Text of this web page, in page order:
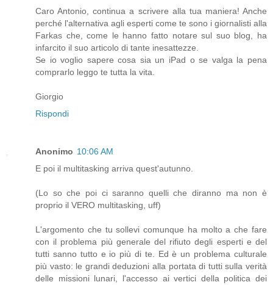
Caro Antonio, continua a scrivere alla tua maniera! Anche
perché l'alternativa agli esperti come te sono i giornalisti alla
Farkas che, come le hanno fatto notare sul suo blog, ha
infarcito il suo articolo di tante inesattezze.
Se io voglio sapere cosa sia un iPad o se valga la pena
comprarlo leggo te tutta la vita.
Giorgio
Rispondi
Anonimo 10:06 AM
E poi il multitasking arriva quest'autunno.
(Lo so che poi ci saranno quelli che diranno ma non è
proprio il VERO multitasking, uff)
L'argomento che tu sollevi comunque ha molto a che fare
con il problema più generale del rifiuto degli esperti e del
tutti sanno tutto e io più di te. Ed è un problema culturale
più vasto: le grandi deduzioni alla portata di tutti sulla verità
delle missioni lunari, l'accesso ai vertici della politica dei